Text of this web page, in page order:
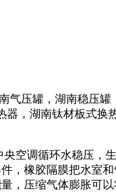
气压罐，湖南稳压
，湖南钛材板式换
空调循环水稳压，
，橡胶隔膜把水室
，压缩气体膨胀可以